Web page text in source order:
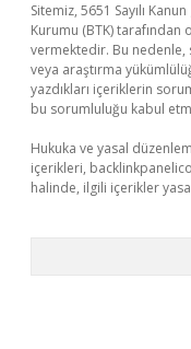
Sitemiz, 5651 Sayılı
Kurumu (BTK) tarafından
vermektedir. Bu
veya araştırma
yazdıkları içeriklerin
bu sorumluluğu kabul
Hukuka ve yasal
içerikleri,
halinde, ilgili içerikler